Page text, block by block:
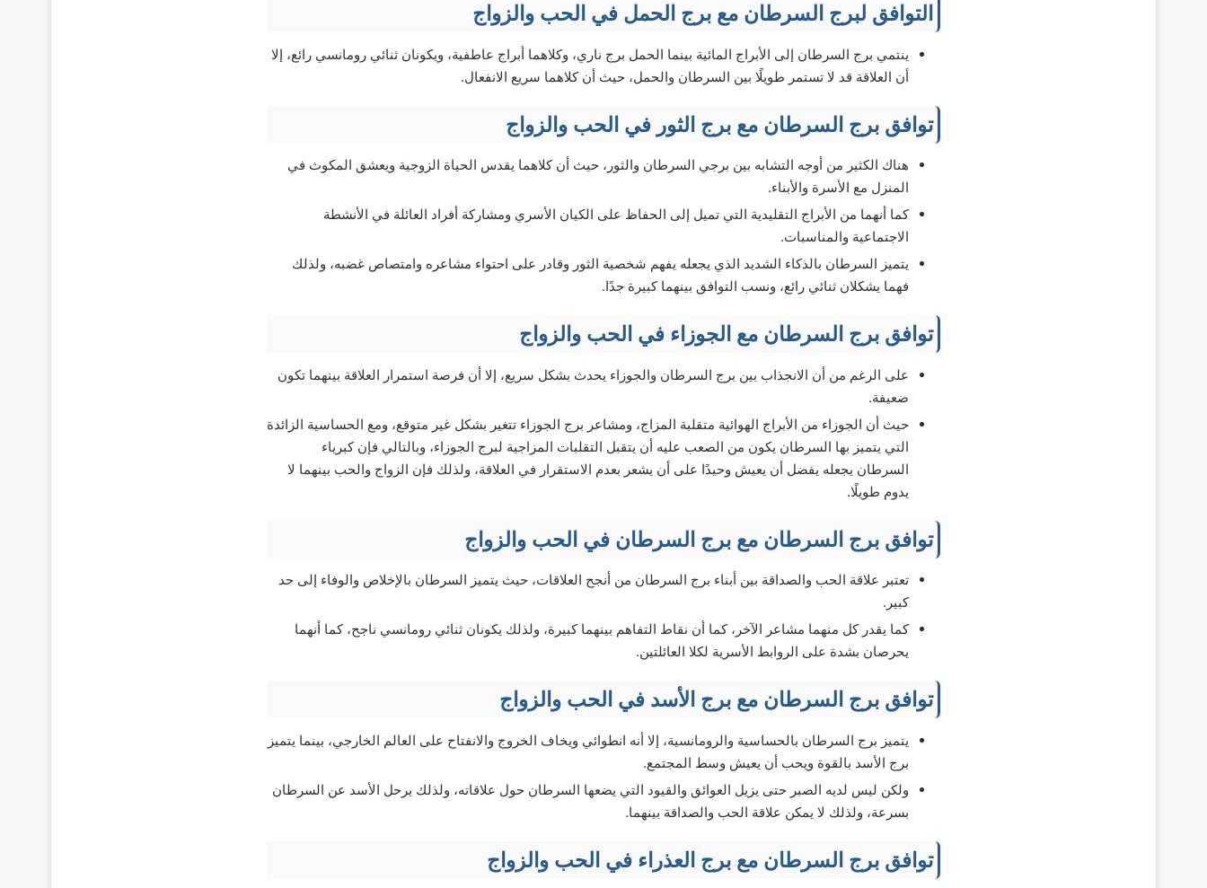
التوافق لبرج السرطان مع برج الحمل في الحب والزواج
ينتمي برج السرطان إلى الأبراج المائية بينما الحمل برج ناري، وكلاهما أبراج عاطفية، ويكونان ثنائي رومانسي رائع، إلا
أن العلاقة قد لا تستمر طويلًا بين السرطان والحمل، حيث أن كلاهما سريع الانفعال.
توافق برج السرطان مع برج الثور في الحب والزواج
هناك الكثير من أوجه التشابه بين برجي السرطان والثور، حيث أن كلاهما يقدس الحياة الزوجية ويعشق المكوث في
المنزل مع الأسرة والأبناء.
كما أنهما من الأبراج التقليدية التي تميل إلى الحفاظ على الكيان الأسري ومشاركة أفراد العائلة في الأنشطة
الاجتماعية والمناسبات.
يتميز السرطان بالذكاء الشديد الذي يجعله يفهم شخصية الثور وقادر على احتواء مشاعره وامتصاص غضبه، ولذلك
فهما يشكلان ثنائي رائع، ونسب التوافق بينهما كبيرة جدًا.
توافق برج السرطان مع الجوزاء في الحب والزواج
على الرغم من أن الانجذاب بين برج السرطان والجوزاء يحدث بشكل سريع، إلا أن فرصة استمرار العلاقة بينهما تكون
ضعيفة.
حيث أن الجوزاء من الأبراج الهوائية متقلبة المزاج، ومشاعر برج الجوزاء تتغير بشكل غير متوقع، ومع الحساسية الزائدة
التي يتميز بها السرطان يكون من الصعب عليه أن يتقبل التقلبات المزاجية لبرج الجوزاء، وبالتالي فإن كبرياء
السرطان يجعله يفضل أن يعيش وحيدًا على أن يشعر بعدم الاستقرار في العلاقة، ولذلك فإن الزواج والحب بينهما لا
يدوم طويلًا.
توافق برج السرطان مع برج السرطان في الحب والزواج
تعتبر علاقة الحب والصداقة بين أبناء برج السرطان من أنجح العلاقات، حيث يتميز السرطان بالإخلاص والوفاء إلى حد
كبير.
كما يقدر كل منهما مشاعر الآخر، كما أن نقاط التفاهم بينهما كبيرة، ولذلك يكونان ثنائي رومانسي ناجح، كما أنهما
يحرصان بشدة على الروابط الأسرية لكلا العائلتين.
توافق برج السرطان مع برج الأسد في الحب والزواج
يتميز برج السرطان بالحساسية والرومانسية، إلا أنه انطوائي ويخاف الخروج والانفتاح على العالم الخارجي، بينما يتميز
برج الأسد بالقوة ويحب أن يعيش وسط المجتمع.
ولكن ليس لديه الصبر حتى يزيل العوائق والقيود التي يضعها السرطان حول علاقاته، ولذلك يرحل الأسد عن السرطان
بسرعة، ولذلك لا يمكن علاقة الحب والصداقة بينهما.
توافق برج السرطان مع برج العذراء في الحب والزواج